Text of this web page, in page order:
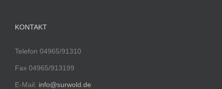
KONTAKT
Telefon 04965/91310
Fax 04965/913199
E-Mail: info@surwold.de